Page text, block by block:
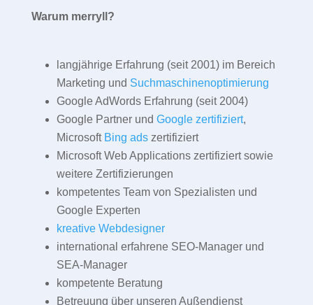
Warum merryll?
langjährige Erfahrung (seit 2001) im Bereich
Marketing und Suchmaschinenoptimierung
Google AdWords Erfahrung (seit 2004)
Google Partner und Google zertifiziert,
Microsoft Bing adszertifiziert
Microsoft Web Applications zertifiziert sowie
weitere Zertifizierungen
kompetentes Team von Spezialisten und
Google Experten
kreative Webdesigner
international erfahrene SEO-Manager und
SEA-Manager
kompetente Beratung
Betreuung über unseren Außendienst